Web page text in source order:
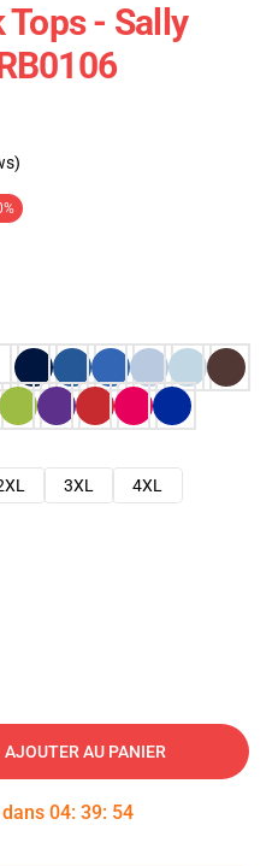
Tops - Sally
3XL
4XL
AJOUTER AU PANIER
04: 39: 54